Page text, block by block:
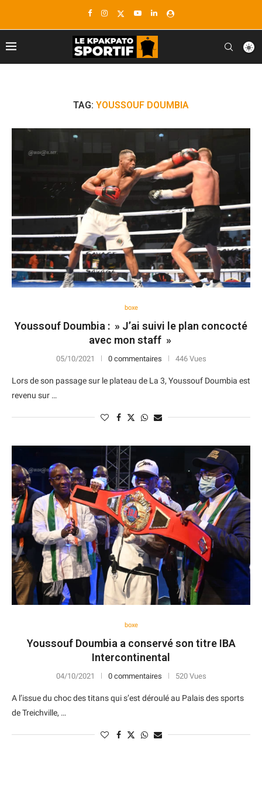
TAG: YOUSSOUF DOUMBIA
boxe
Youssouf Doumbia : » J’ai suivi le plan concocté
avec mon staff »
05/10/2021 0 commentaires 446 Vues
Lors de son passage sur le plateau de La 3, Youssouf Doumbia est
revenu sur …
boxe
Youssouf Doumbia a conservé son titre IBA
Intercontinental
04/10/2021 0 commentaires 520 Vues
A l’issue du choc des titans qui s’est déroulé au Palais des sports
de Treichville, …